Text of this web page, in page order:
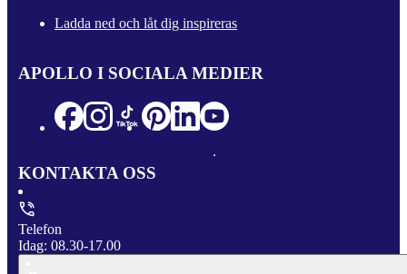
Ladda ned och låt dig inspireras
APOLLO I SOCIALA MEDIER
KONTAKTA OSS
Telefon
Idag: 08.30-17.00